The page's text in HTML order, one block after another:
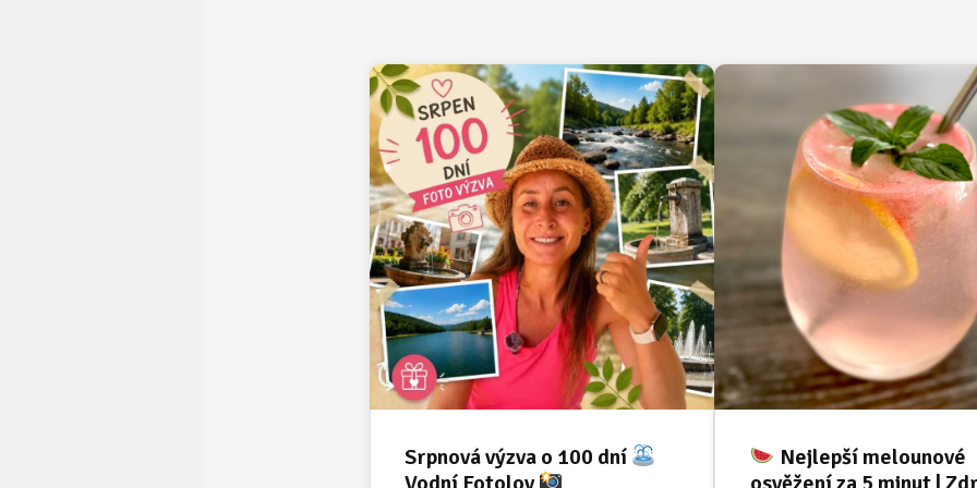
Srpnová výzva o 100 dní
Nejlepší melounové